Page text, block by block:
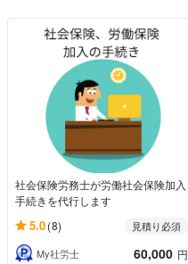
社会保険労務士が労働社会保険加入
手続きを代行します
5.0(8)
見積り必須
My社労士
60,000 円